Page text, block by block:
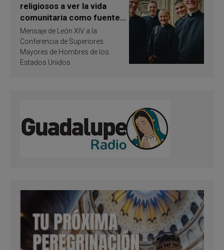
religiosos a ver la vida
comunitaria como fuente
de inspiración y
santificación
Mensaje de León XIV a la
Conferencia de Superiores
Mayores de Hombres de los
Estados Unidos